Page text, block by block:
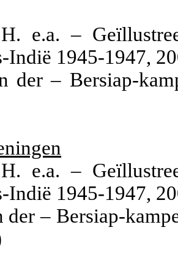
e.a. –
Indië 1945-1947,
der – Bersiap-
e.a. –
Indië 1945-1947,
der – Bersiap-